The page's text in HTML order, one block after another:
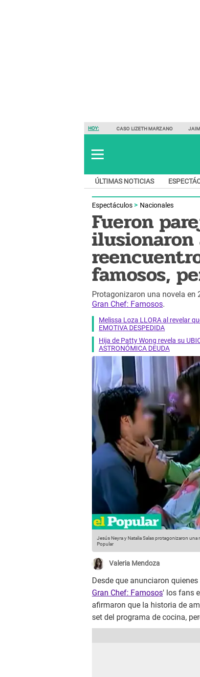
HOY: CASO LIZETH MARZANO
ÚLTIMAS NOTICIAS
Espectáculos Nacionales
Fueron
ilusionaron
famosos,
Protagonizaron una novela en
Gran Chef: Famosos.
Melissa Loza LLORA al revelar
EMOTIVA DESPEDIDA
Hija de Patty Wong revela su
ASTRONÓMICA DEUDA
Jesús Neyra y Natalia Salas protagonizaron
Popular
Valeria Mendoza
Desde que anunciaron
Gran Chef: Famosos' los fans
afirmaron que la historia de
set del programa de cocina,